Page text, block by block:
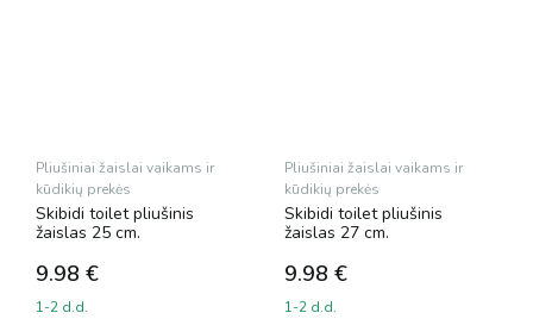
Pliušiniai žaislai vaikams ir
kūdikių prekės
Skibidi toilet pliušinis
žaislas 25 cm.
9.98 €
1-2 d.d.
Pliušiniai žaislai vaikams ir
kūdikių prekės
Skibidi toilet pliušinis
žaislas 27 cm.
9.98 €
1-2 d.d.